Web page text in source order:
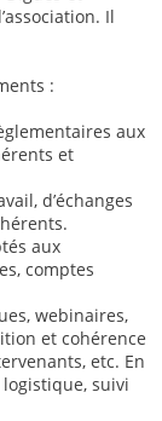
Il
:
aux
et
d’échanges
aux
comptes
webinaires,
et cohérence
etc. En
suivi